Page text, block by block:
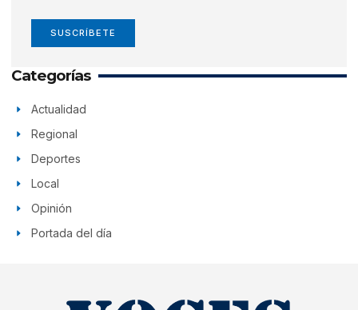
SUSCRÍBETE
Categorías
Actualidad
Regional
Deportes
Local
Opinión
Portada del día